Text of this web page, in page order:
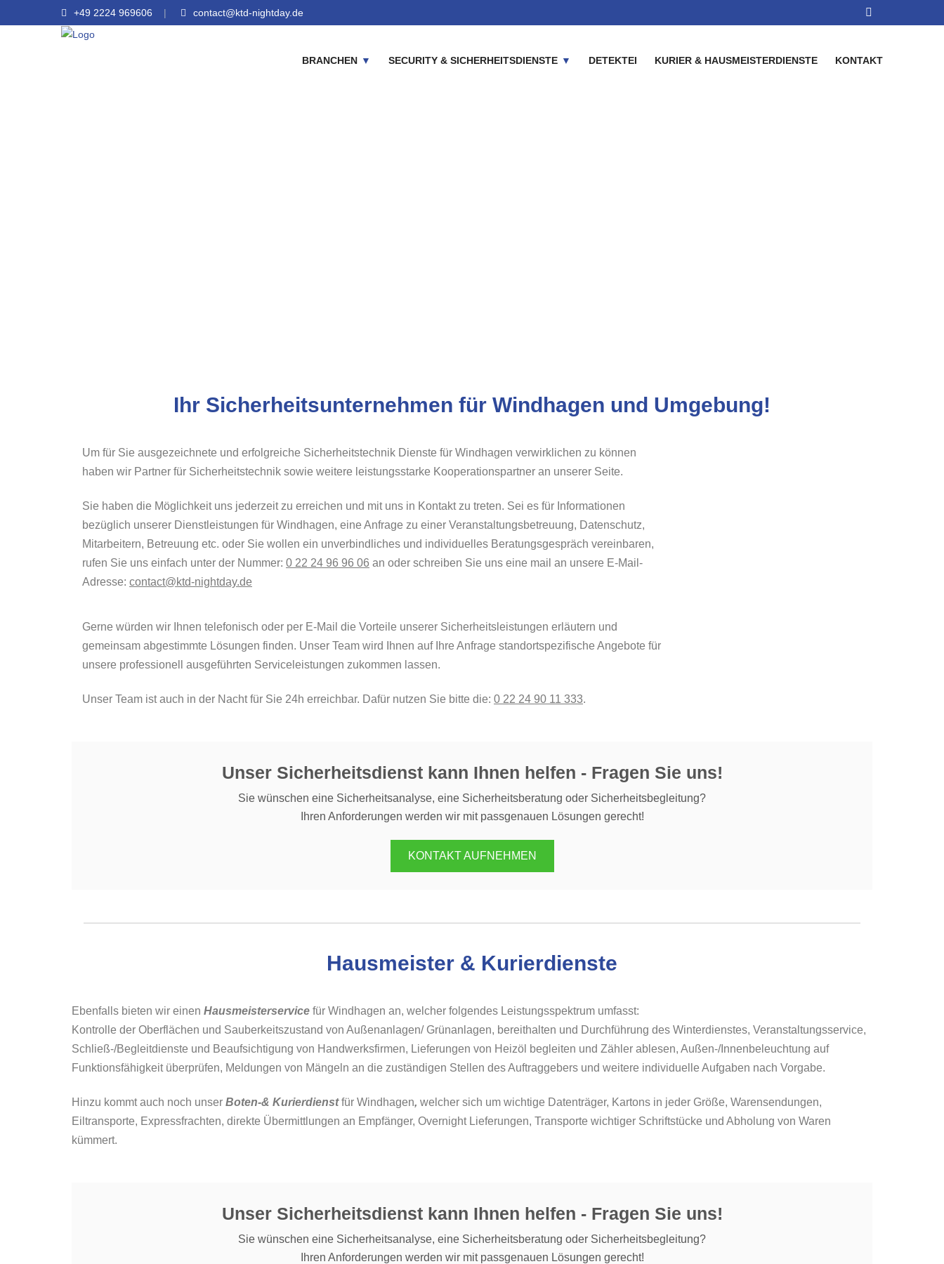
+49 2224 969606 contact@ktd-nightday.de
BRANCHEN SECURITY & SICHERHEITSDIENSTE DETEKTEI KURIER & HAUSMEISTERDIENSTE KONTAKT
Ihr Sicherheitsunternehmen für Windhagen und Umgebung!
Um für Sie ausgezeichnete und erfolgreiche Sicherheitstechnik Dienste für Windhagen verwirklichen zu können
haben wir Partner für Sicherheitstechnik sowie weitere leistungsstarke Kooperationspartner an unserer Seite.
Sie haben die Möglichkeit uns jederzeit zu erreichen und mit uns in Kontakt zu treten. Sei es für Informationen
bezüglich unserer Dienstleistungen für Windhagen, eine Anfrage zu einer Veranstaltungsbetreuung, Datenschutz,
Mitarbeitern, Betreuung etc. oder Sie wollen ein unverbindliches und individuelles Beratungsgespräch vereinbaren,
rufen Sie uns einfach unter der Nummer: 0 22 24 96 96 06 an oder schreiben Sie uns eine mail an unsere E-Mail-
Adresse: contact@ktd-nightday.de
Gerne würden wir Ihnen telefonisch oder per E-Mail die Vorteile unserer Sicherheitsleistungen erläutern und
gemeinsam abgestimmte Lösungen finden. Unser Team wird Ihnen auf Ihre Anfrage standortspezifische Angebote für
unsere professionell ausgeführten Serviceleistungen zukommen lassen.
Unser Team ist auch in der Nacht für Sie 24h erreichbar. Dafür nutzen Sie bitte die: 0 22 24 90 11 333.
Unser Sicherheitsdienst kann Ihnen helfen - Fragen Sie uns!
Sie wünschen eine Sicherheitsanalyse, eine Sicherheitsberatung oder Sicherheitsbegleitung?
Ihren Anforderungen werden wir mit passgenauen Lösungen gerecht!
KONTAKT AUFNEHMEN
Hausmeister & Kurierdienste
Ebenfalls bieten wir einen Hausmeisterservice für Windhagen an, welcher folgendes Leistungsspektrum umfasst:
Kontrolle der Oberflächen und Sauberkeitszustand von Außenanlagen/ Grünanlagen, bereithalten und Durchführung des Winterdienstes, Veranstaltungsservice,
Schließ-/Begleitdienste und Beaufsichtigung von Handwerksfirmen, Lieferungen von Heizöl begleiten und Zähler ablesen, Außen-/Innenbeleuchtung auf
Funktionsfähigkeit überprüfen, Meldungen von Mängeln an die zuständigen Stellen des Auftraggebers und weitere individuelle Aufgaben nach Vorgabe.
Hinzu kommt auch noch unser Boten-& Kurierdienstfür Windhagen, welcher sich um wichtige Datenträger, Kartons in jeder Größe, Warensendungen,
Eiltransporte, Expressfrachten, direkte Übermittlungen an Empfänger, Overnight Lieferungen, Transporte wichtiger Schriftstücke und Abholung von Waren
kümmert.
Unser Sicherheitsdienst kann Ihnen helfen - Fragen Sie uns!
Sie wünschen eine Sicherheitsanalyse, eine Sicherheitsberatung oder Sicherheitsbegleitung?
Ihren Anforderungen werden wir mit passgenauen Lösungen gerecht!